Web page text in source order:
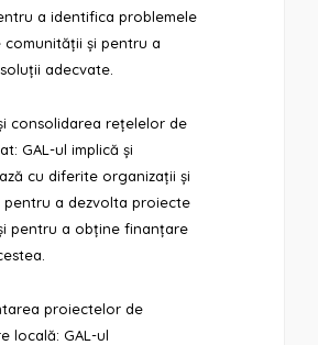
a identifica problemele
comunității și pentru a
adecvate.
consolidarea rețelelor de
GAL-ul implică și
cu diferite organizații și
pentru a dezvolta proiecte
pentru a obține finanțare
proiectelor de
locală: GAL-ul